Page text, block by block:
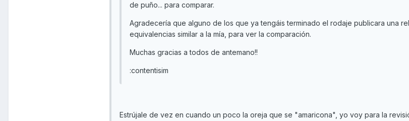
de puño... para comparar.
Agradecería que alguno de los que ya tengáis terminado el rodaje publicara una
equivalencias similar a la mía, para ver la comparación.
Muchas gracias a todos de antemano!!
:contentisim
Estrújale de vez en cuando un poco la oreja que se "amaricona", yo voy para la